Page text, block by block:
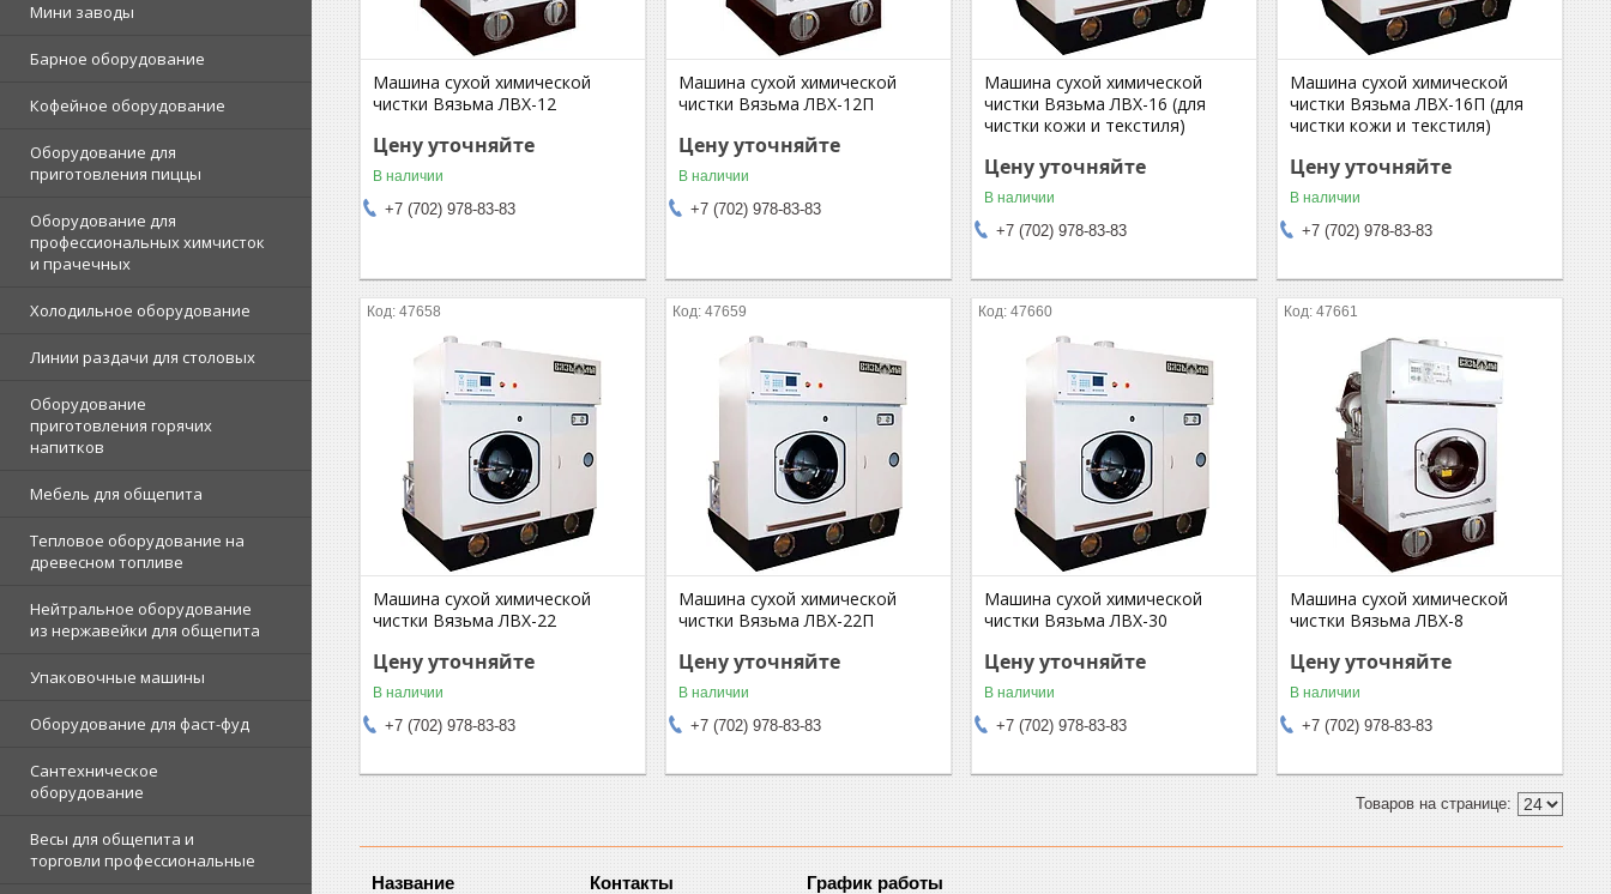
Мини заводы
Барное оборудование
Кофейное оборудование
Оборудование для
приготовления пиццы
Оборудование для
профессиональных химчисток
и прачечных
Холодильное оборудование
Линии раздачи для столовых
Оборудование
приготовления горячих
напитков
Мебель для общепита
Тепловое оборудование на
древесном топливе
Нейтральное оборудование
из нержавейки для общепита
Упаковочные машины
Оборудование для фаст-фуд
Сантехническое
оборудование
Весы для общепита и
торговли профессиональные
Машина сухой химической
чистки Вязьма ЛВХ-12
Цену уточняйте
В наличии
+7 (702) 978-83-83
Машина сухой химической
чистки Вязьма ЛВХ-12П
Цену уточняйте
В наличии
+7 (702) 978-83-83
Машина сухой химической
чистки Вязьма ЛВХ-16 (для
чистки кожи и текстиля)
Цену уточняйте
В наличии
+7 (702) 978-83-83
Машина сухой химической
чистки Вязьма ЛВХ-16П (для
чистки кожи и текстиля)
Цену уточняйте
В наличии
+7 (702) 978-83-83
47658
Машина сухой химической
чистки Вязьма ЛВХ-22
Цену уточняйте
В наличии
+7 (702) 978-83-83
47659
Машина сухой химической
чистки Вязьма ЛВХ-22П
Цену уточняйте
В наличии
+7 (702) 978-83-83
47660
Машина сухой химической
чистки Вязьма ЛВХ-30
Цену уточняйте
В наличии
+7 (702) 978-83-83
47661
Машина сухой химической
чистки Вязьма ЛВХ-8
Цену уточняйте
В наличии
+7 (702) 978-83-83
График работы